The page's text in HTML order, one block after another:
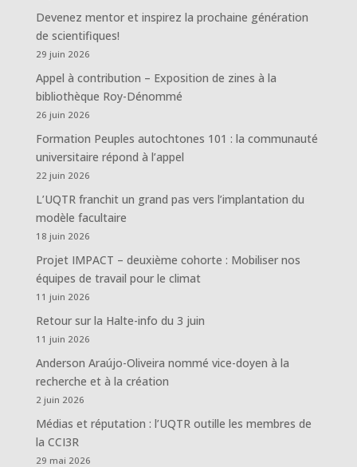
Devenez mentor et inspirez la prochaine génération
de scientifiques!
29 juin 2026
Appel à contribution – Exposition de zines à la
bibliothèque Roy-Dénommé
26 juin 2026
Formation Peuples autochtones 101 : la communauté
universitaire répond à l’appel
22 juin 2026
L’UQTR franchit un grand pas vers l’implantation du
modèle facultaire
18 juin 2026
Projet IMPACT – deuxième cohorte : Mobiliser nos
équipes de travail pour le climat
11 juin 2026
Retour sur la Halte-info du 3 juin
11 juin 2026
Anderson Araújo-Oliveira nommé vice-doyen à la
recherche et à la création
2 juin 2026
Médias et réputation : l’UQTR outille les membres de
la CCI3R
29 mai 2026